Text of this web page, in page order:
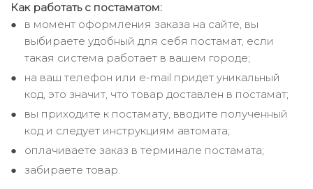
Как работать с постаматом:
в момент оформления заказа на сайте, вы
выбираете удобный для себя постамат, если
такая система работает в вашем городе;
на ваш телефон или e-mail придет уникальный
код, это значит, что товар доставлен в постамат;
вы приходите к постамату, вводите полученный
код и следует инструкциям автомата;
оплачиваете заказ в терминале постамата;
забираете товар.